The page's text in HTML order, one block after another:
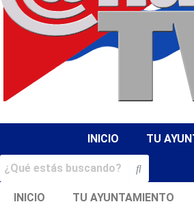
INICIO TU
INICIO TU AYUNTAMIENTO